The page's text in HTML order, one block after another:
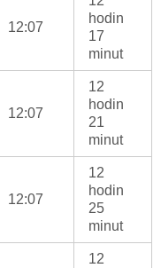
12:07
hodin
17
minut
12:07
12
hodin
21
minut
12:07
12
hodin
25
minut
12